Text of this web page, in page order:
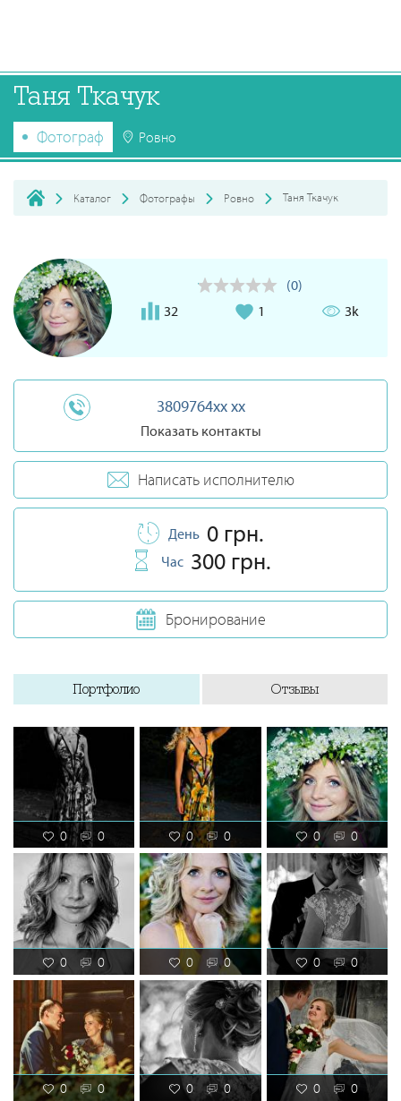
Таня Ткачук
Фотограф Ровно
Каталог Фотографы Ровно Таня Ткачук
(0)
32
1 3k
3809764xx xx
Показать контакты
Написать исполнителю
День 0 грн.
Час 300 грн.
Бронирование
Портфолио Отзывы
0 0 0 0 0 0
0 0 0 0 0 0
0 0 0 0 0 0